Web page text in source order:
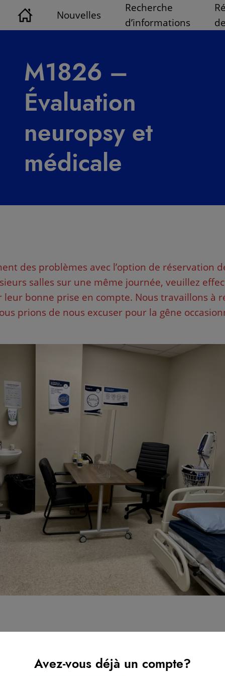
Nouvelles
Recherche
d’informations
Avez-vous déjà un compte?
M1826 –
Évaluation
neuropsy et
médicale
des problèmes avec l’option de réservation
salles sur une même journée, veuillez
bonne prise en compte. Nous travaillons à
prions de nous excuser pour la gêne